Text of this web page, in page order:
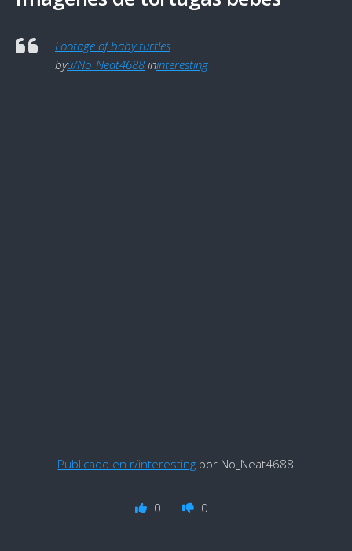
Footage of baby turtles
byu/No_Neat4688 ininteresting
Publicado en r/interesting por No_Neat4688
0 0